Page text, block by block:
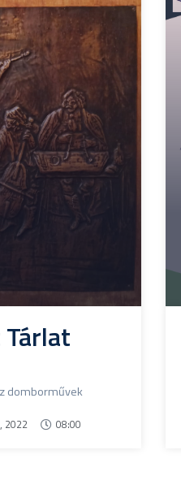
domborművek
2022 08:00